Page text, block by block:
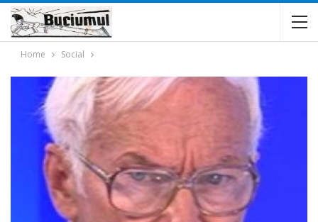
Home Social